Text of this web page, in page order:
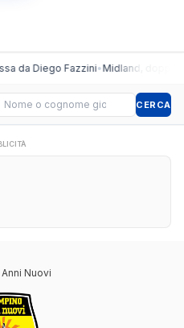
da Diego Fazzini•Midland, doppio
Cerca giocatore CERCA
Nuovi